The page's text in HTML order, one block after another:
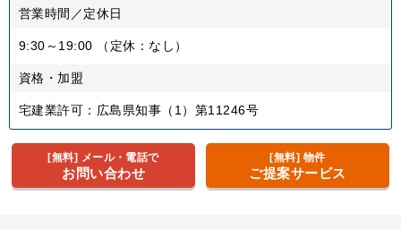
営業時間／定休日
9:30～19:00 （定休：なし）
資格・加盟
宅建業許可：広島県知事（1）第11246号
[無料] メール・電話で
お問い合わせ
[無料] 物件
ご提案サービス